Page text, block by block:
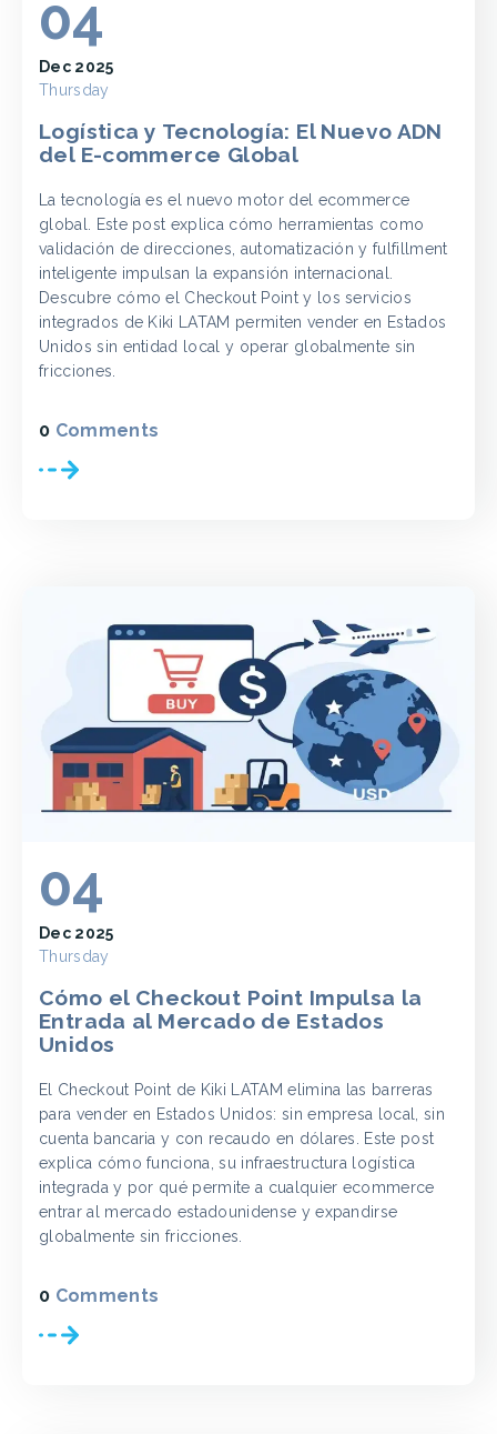
04
Dec 2025
Thursday
Logística y Tecnología: El Nuevo ADN
del E-commerce Global
La tecnología es el nuevo motor del ecommerce
global. Este post explica cómo herramientas como
validación de direcciones, automatización y fulfillment
inteligente impulsan la expansión internacional.
Descubre cómo el Checkout Point y los servicios
integrados de Kiki LATAM permiten vender en Estados
Unidos sin entidad local y operar globalmente sin
fricciones.
0 Comments
04
Dec 2025
Thursday
Cómo el Checkout Point Impulsa la
Entrada al Mercado de Estados
Unidos
El Checkout Point de Kiki LATAM elimina las barreras
para vender en Estados Unidos: sin empresa local, sin
cuenta bancaria y con recaudo en dólares. Este post
explica cómo funciona, su infraestructura logística
integrada y por qué permite a cualquier ecommerce
entrar al mercado estadounidense y expandirse
globalmente sin fricciones.
0 Comments